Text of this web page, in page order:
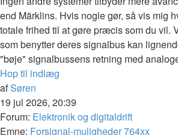
end Märklins. Hvis nogle gør, så vis mig
totale frihed til at gøre præcis som du vil.
som benytter deres signalbus kan
"bøje" signalbussens retning med
Hop til indlæg
afSøren
19 jul 2026, 20:39
Forum: Elektronik og digitaldrift
Emne: Forsignal-muligheder 764xx